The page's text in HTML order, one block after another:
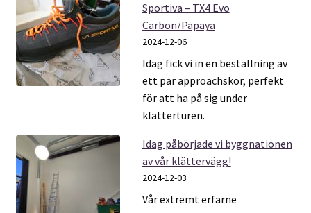
Sportiva – TX4 Evo
Carbon/Papaya
2024-12-06
Idag fick vi in en beställning av
ett par approachskor, perfekt
för att ha på sig under
klätterturen.
Idag påbörjade vi byggnationen
av vår klättervägg!
2024-12-03
Vår extremt erfarne